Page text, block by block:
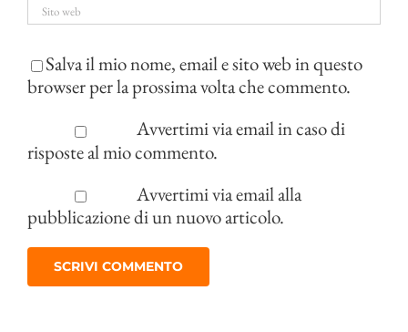
Salva il mio nome, email e sito web in questo
browser per la prossima volta che commento.
Avvertimi via email in caso di
risposte al mio commento.
Avvertimi via email alla
pubblicazione di un nuovo articolo.